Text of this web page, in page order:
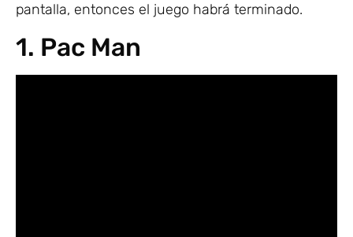
pantalla, entonces el juego habrá terminado.
1. Pac Man